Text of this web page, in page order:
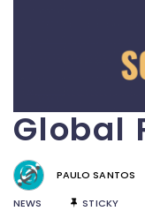
Global
PAULO SANTOS
NEWS STICKY